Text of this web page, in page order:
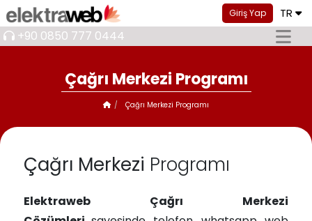
Giriş Yap TR
+90 0850 777 0444
Çağrı Merkezi Programı
Çağrı Merkezi Programı
Çağrı Merkezi Programı
Elektraweb Çağrı Merkezi